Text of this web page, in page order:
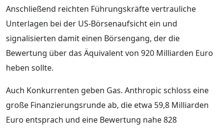
Anschließend reichten Führungskräfte vertrauliche
Unterlagen bei der US-Börsenaufsicht ein und
signalisierten damit einen Börsengang, der die
Bewertung über das Äquivalent von 920 Milliarden Euro
heben sollte.
Auch Konkurrenten geben Gas. Anthropic schloss eine
große Finanzierungsrunde ab, die etwa 59,8 Milliarden
Euro entsprach und eine Bewertung nahe 828